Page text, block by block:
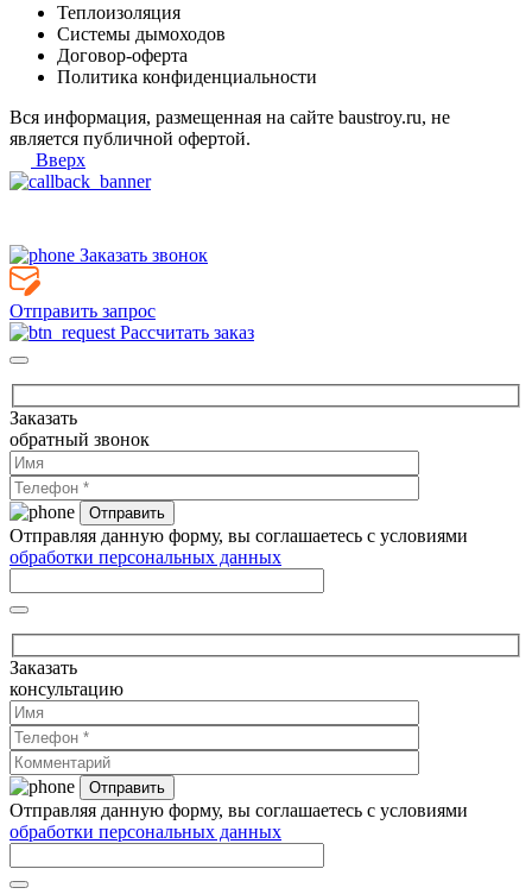
Теплоизоляция
Системы дымоходов
Договор-оферта
Политика конфиденциальности
Вся информация, размещенная на сайте baustroy.ru, не
является публичной офертой.
Вверх
Заказать звонок
Отправить запрос
Рассчитать заказ
Заказать
обратный звонок
Отправляя данную форму, вы соглашаетесь с условиями
обработки персональных данных
Заказать
консультацию
Отправляя данную форму, вы соглашаетесь с условиями
обработки персональных данных